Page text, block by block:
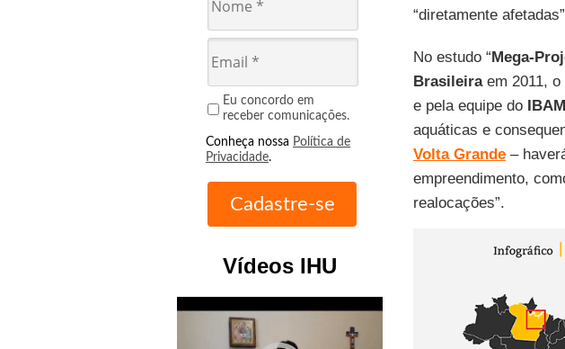
Eu concordo em
receber comunicações.
Conheça nossa Política de
Privacidade.
Vídeos IHU
“diretamente
No estudo “Mega-
Brasileiraem 2011, o
e pela equipe do
aquáticas e
Volta Grande–
empreendimento,
realocações”.